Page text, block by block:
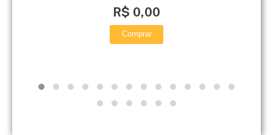
R$ 0,00
Comprar